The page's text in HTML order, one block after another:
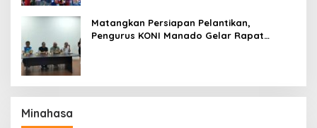
Matangkan Persiapan Pelantikan,
Pengurus KONI Manado Gelar Rapat
Minahasa